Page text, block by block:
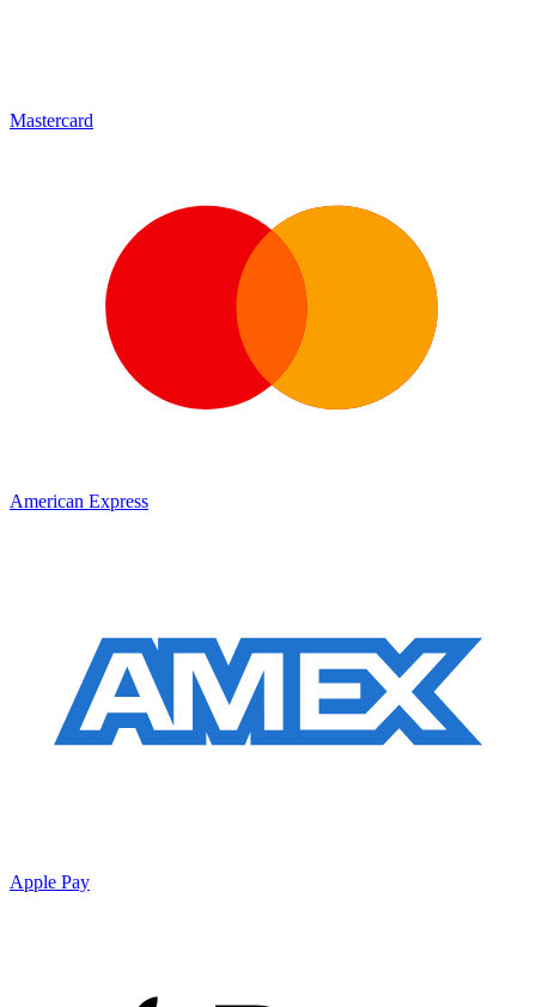
Mastercard
American Express
Apple Pay